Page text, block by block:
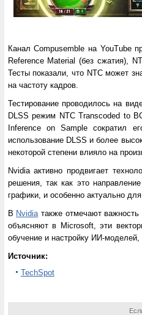
Канал Compusemble на YouTube
Reference Material (без сжатия),
Тесты показали, что NTC может
на частоту кадров.
Тестирование проводилось на
DLSS режим NTC Transcoded to
Inference on Sample сократил
использование DLSS и более
некоторой степени влияло на
Nvidia активно продвигает
решения, так как это
графики, и особенно актуально
В Nvidiaтакже отмечают важность
объясняют в Microsoft, эти
обучение и настройку ИИ-
Источник:
TechSpot